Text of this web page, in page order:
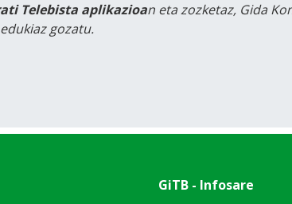
Telebista aplikazioan eta zozketaz, Gida
gozatu.
GiTB - Infosare